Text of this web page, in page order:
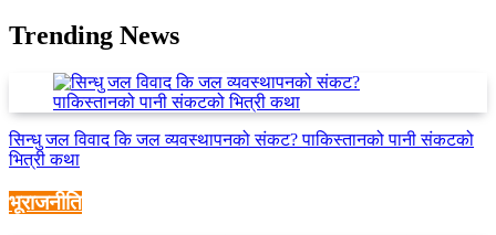
Trending News
सिन्धु जल विवाद कि जल व्यवस्थापनको संकट? पाकिस्तानको पानी संकटको
भित्री कथा
भूराजनीति